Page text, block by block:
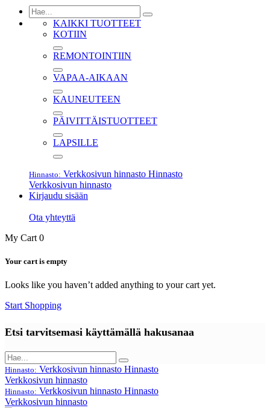
KAIKKI TUOTTEET
KOTIIN
REMONTOINTIIN
VAPAA-AIKAAN
KAUNEUTEEN
PÄIVITTÄISTUOTTEET
LAPSILLE
Hinnasto: Verkkosivun hinnasto Hinnasto
Verkkosivun hinnasto
Kirjaudu sisään
Ota yhteyttä
My Cart 0
Your cart is empty
Looks like you haven’t added anything to your cart yet.
Start Shopping
Etsi tarvitsemasi käyttämällä hakusanaa
Hinnasto: Verkkosivun hinnasto Hinnasto
Verkkosivun hinnasto
Hinnasto: Verkkosivun hinnasto Hinnasto
Verkkosivun hinnasto